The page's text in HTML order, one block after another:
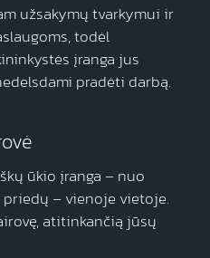
užsakymų tvarkymui ir
todėl
įranga jus
pradėti darbą.
ūkio įranga – nuo
– vienoje vietoje.
atitinkančią jūsų